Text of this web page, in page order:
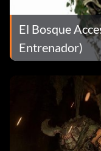
El Bosque
Entrenador)